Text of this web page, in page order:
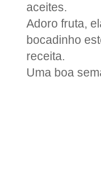
aceites.
Adoro fruta,
bocadinho
receita.
Uma boa